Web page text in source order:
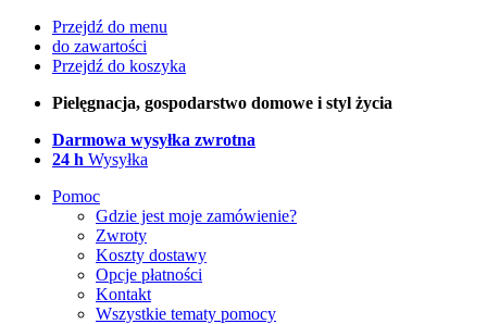
Przejdź do menu
do zawartości
Przejdź do koszyka
Pielęgnacja, gospodarstwo domowe i styl życia
Darmowa wysyłka zwrotna
24 h Wysyłka
Pomoc
Gdzie jest moje zamówienie?
Zwroty
Koszty dostawy
Opcje płatności
Kontakt
Wszystkie tematy pomocy